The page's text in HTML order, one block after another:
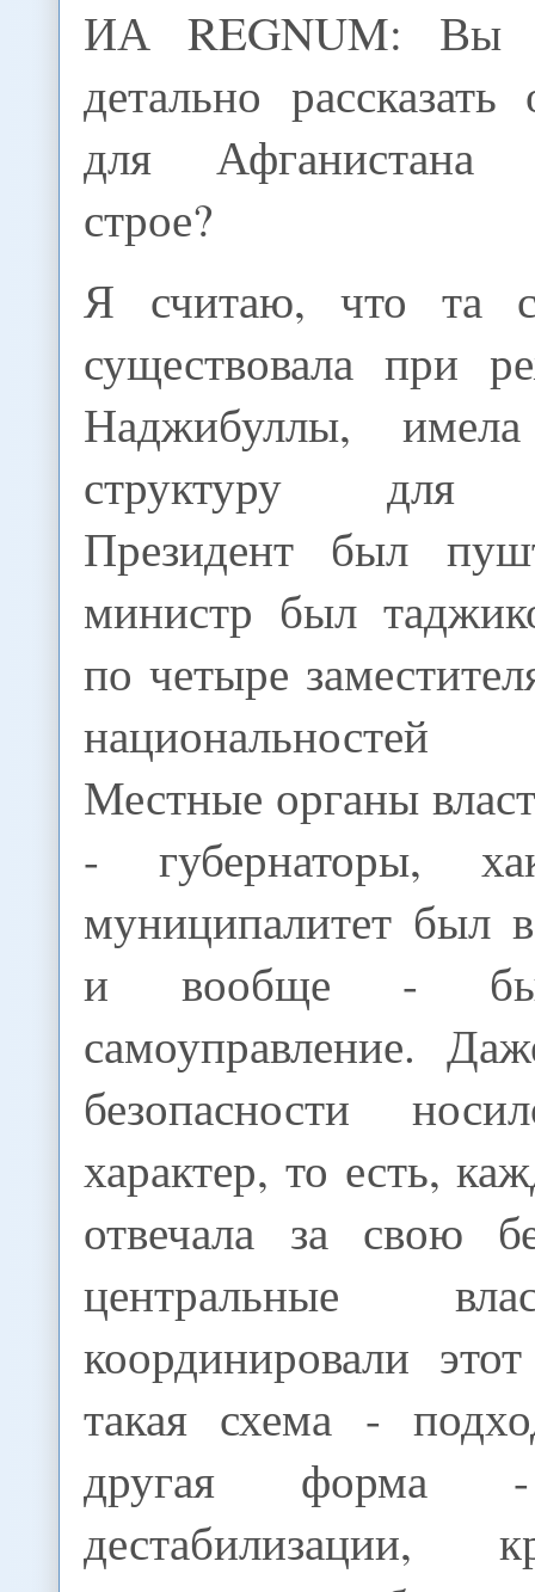
ИА REGNUM: Вы
детально
для Афганистана
строе?
Я считаю, что та
существовала при
Наджибуллы,
структуру для
Президент был
министр был
по четыре
национальностей
Местные органы
- губернаторы,
муниципалитет был
и вообще -
самоуправление.
безопасности
характер, то есть,
отвечала за свою
центральные
координировали
такая схема -
другая
дестабилизации,